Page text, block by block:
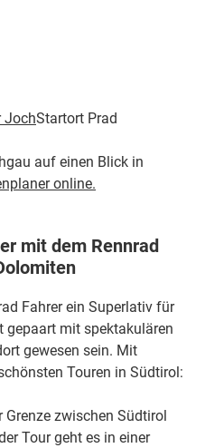
JochStartort Prad
auf einen Blick in
online.
mit dem Rennrad
Fahrer ein Superlativ für
mit spektakulären
gewesen sein. Mit
Touren in Südtirol:
zwischen Südtirol
Tour geht es in einer